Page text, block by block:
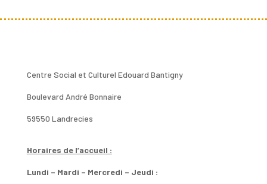
Centre Social et Culturel Edouard Bantigny
Boulevard André Bonnaire
59550 Landrecies
Horaires de l’accueil :
Lundi – Mardi – Mercredi – Jeudi :